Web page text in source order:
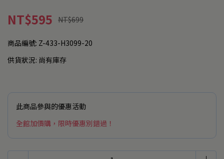
NT$595 NT$699
商品編號: Z-433-H3099-20
供貨狀況: 尚有庫存
此商品參與的優惠活動
全館加價購，限時優惠別錯過！